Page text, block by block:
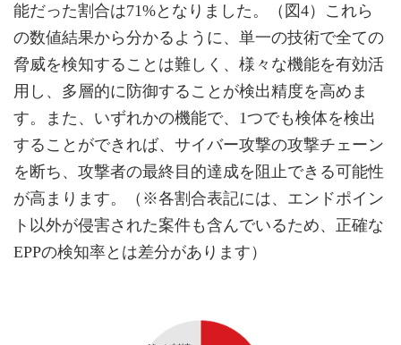
能だった割合は71%となりました。（図4）これら
の数値結果から分かるように、単一の技術で全ての
脅威を検知することは難しく、様々な機能を有効活
用し、多層的に防御することが検出精度を高めま
す。また、いずれかの機能で、1つでも検体を検出
することができれば、サイバー攻撃の攻撃チェーン
を断ち、攻撃者の最終目的達成を阻止できる可能性
が高まります。（※各割合表記には、エンドポイン
ト以外が侵害された案件も含んでいるため、正確な
EPPの検知率とは差分があります）